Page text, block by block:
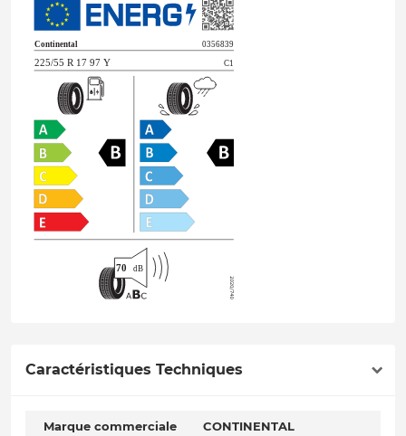
Caractéristiques Techniques
Marque commerciale CONTINENTAL